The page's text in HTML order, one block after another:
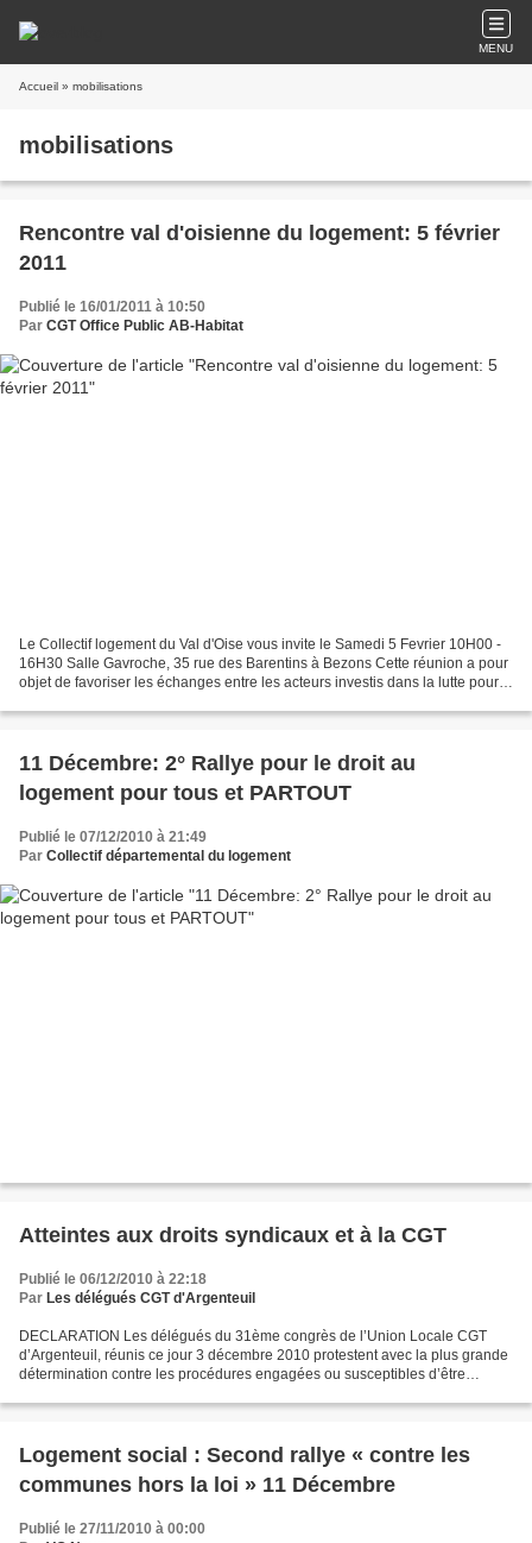
MENU
Accueil » mobilisations
mobilisations
Rencontre val d'oisienne du logement: 5 février
2011
Publié le 16/01/2011 à 10:50
Par CGT Office Public AB-Habitat
Le Collectif logement du Val d'Oise vous invite le Samedi 5 Fevrier 10H00 -
16H30 Salle Gavroche, 35 rue des Barentins à Bezons Cette réunion a pour
objet de favoriser les échanges entre les acteurs investis dans la lutte pour
11 Décembre: 2° Rallye pour le droit au
logement pour tous et PARTOUT
Publié le 07/12/2010 à 21:49
Par Collectif départemental du logement
Atteintes aux droits syndicaux et à la CGT
Publié le 06/12/2010 à 22:18
Par Les délégués CGT d'Argenteuil
DECLARATION Les délégués du 31ème congrès de l’Union Locale CGT
d’Argenteuil, réunis ce jour 3 décembre 2010 protestent avec la plus grande
détermination contre les procédures engagées ou susceptibles d’être
Logement social : Second rallye « contre les
communes hors la loi » 11 Décembre
Publié le 27/11/2010 à 00:00